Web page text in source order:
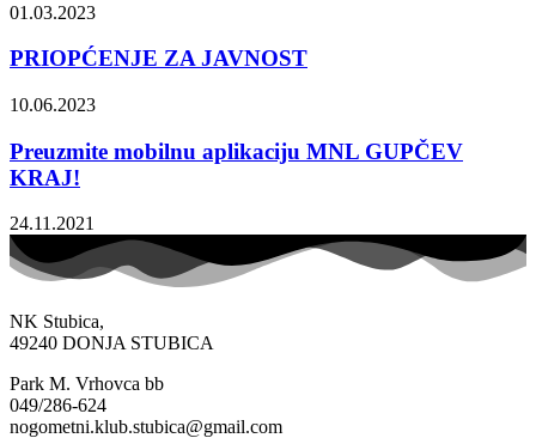
01.03.2023
PRIOPĆENJE ZA JAVNOST
10.06.2023
Preuzmite mobilnu aplikaciju MNL GUPČEV
KRAJ!
24.11.2021
NK Stubica,
49240 DONJA STUBICA
Park M. Vrhovca bb
049/286-624
nogometni.klub.stubica@gmail.com